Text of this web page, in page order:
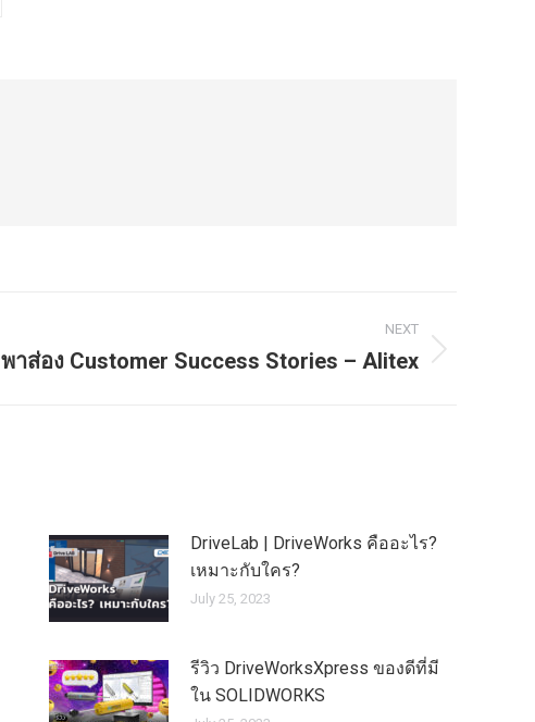
NEXT
พาส่อง Customer Success Stories – Alitex
DriveLab | DriveWorks คืออะไร?
เหมาะกับใคร?
July 25, 2023
รีวิว DriveWorksXpress ของดีที่มี
ใน SOLIDWORKS